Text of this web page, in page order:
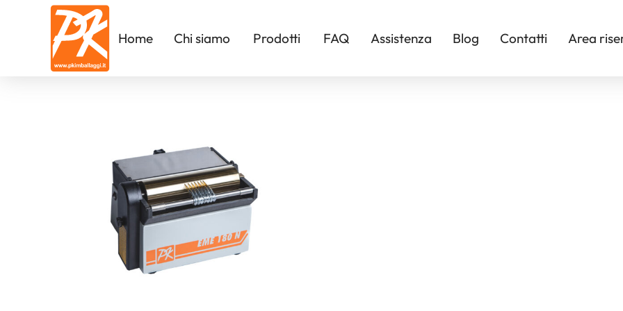
Home Chi siamo Prodotti FAQ Assistenza Blog Contatti Area